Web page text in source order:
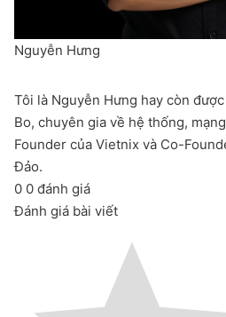
Nguyễn Hưng
Tôi là Nguyễn Hưng hay còn
Bo, chuyên gia về hệ thống,
Founder của Vietnix và Co-
Đảo.
0 0 đánh giá
Đánh giá bài viết